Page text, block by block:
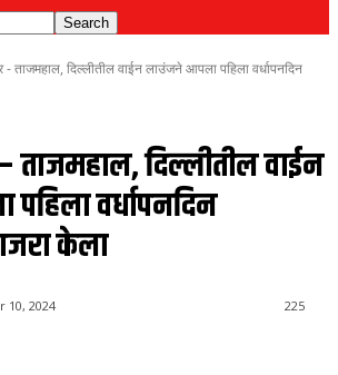
ताजमहाल, दिल्लीतील वाईन लाउंजने आपला पहिला वर्धापनदिन
दिल्लीतील वाईन
वर्धापनदिन
केला
10, 2024 225